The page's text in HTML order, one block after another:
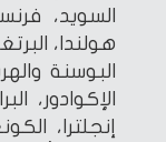
السويد،
هولندا،
البوسنة
الإكوادور،
إنجلترا،